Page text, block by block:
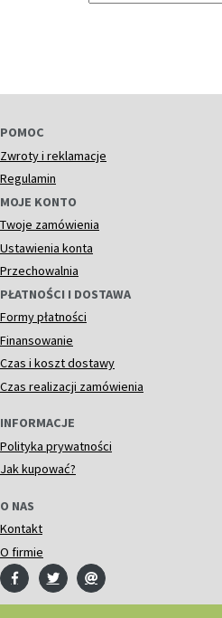
POMOC
Zwroty i reklamacje
Regulamin
MOJE KONTO
Twoje zamówienia
Ustawienia konta
Przechowalnia
PŁATNOŚCI I DOSTAWA
Formy płatności
Finansowanie
Czas i koszt dostawy
Czas realizacji zamówienia
INFORMACJE
Polityka prywatności
Jak kupować?
O NAS
Kontakt
O firmie